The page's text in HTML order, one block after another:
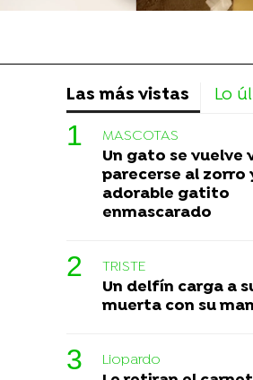
Las más vistas Lo
MASCOTAS
Un gato se vuelve
parecerse al zorro
adorable gatito
enmascarado
TRISTE
Un delfín carga a
muerta con su
Liopardo